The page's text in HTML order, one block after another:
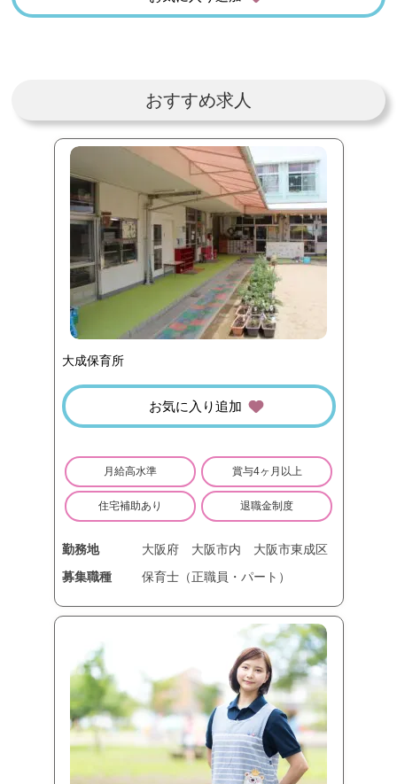
おすすめ求人
大成保育所
お気に入り追加
月給高水準 賞与4ヶ月以上
住宅補助あり 退職金制度
勤務地 大阪府 大阪市内
大阪市東成区
募集職種
保育士（正職員・パート）